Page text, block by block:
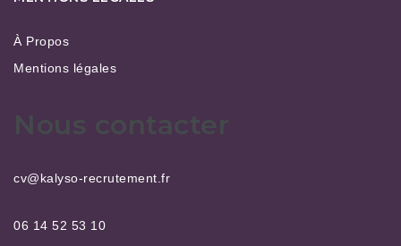
À Propos
Mentions légales
Nous contacter
cv@kalyso-recrutement.fr
06 14 52 53 10